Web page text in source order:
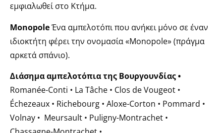
εμφιαλωθεί στο Κτήμα.
MonopoleΈνα αμπελοτόπι που ανήκει μόνο σε έναν
ιδιοκτήτη φέρει την ονομασία «Monopole» (πράγμα
αρκετά σπάνιο).
Διάσημα αμπελοτόπια της Βουργουνδίας •
Romanée-Conti • La Tâche • Clos de Vougeot •
Échezeaux • Richebourg • Aloxe-Corton • Pommard •
Volnay • Meursault • Puligny-Montrachet •